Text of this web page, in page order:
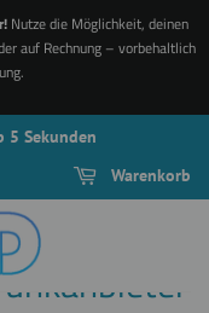
Nutze die Möglichkeit, deinen
auf Rechnung – vorbehaltlich
5 Sekunden
Warenkorb